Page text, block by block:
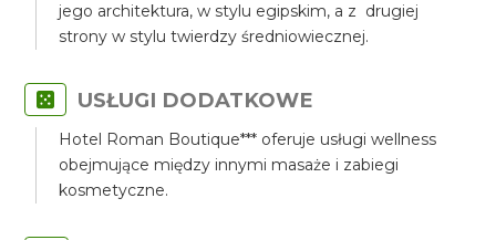
jego architektura, w stylu egipskim, a z drugiej
strony w stylu twierdzy średniowiecznej.
USŁUGI DODATKOWE
Hotel Roman Boutique*** oferuje usługi wellness
obejmujące między innymi masaże i zabiegi
kosmetyczne.